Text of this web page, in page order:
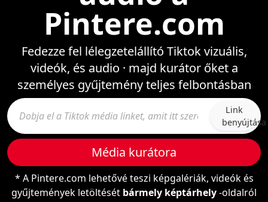
Pintere.com
Fedezze fel lélegzetelállító Tiktok vizuális,
videók, és audio · majd kurátor őket a
személyes gyűjtemény teljes felbontásban
Link
benyújtása
Média kurátora
* A Pintere.com lehetővé teszi képgalériák, videók és
gyűjtemények letöltését bármely képtárhely-oldalról